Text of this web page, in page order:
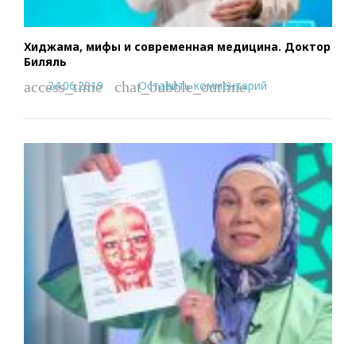
Хиджама, мифы и современная медицина. Доктор
Биляль
access_time
24.06.2019 chat_bubble_outline
Оставить комментарий